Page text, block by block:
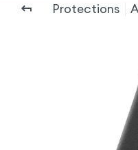
Protections